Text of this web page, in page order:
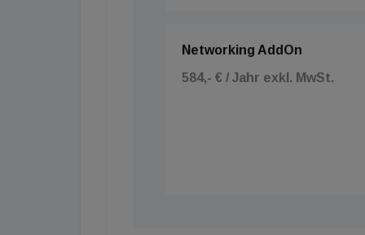
Networking AddOn
584,- € / Jahr exkl. MwSt.